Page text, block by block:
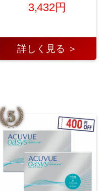
3,432円
詳しく見る ＞